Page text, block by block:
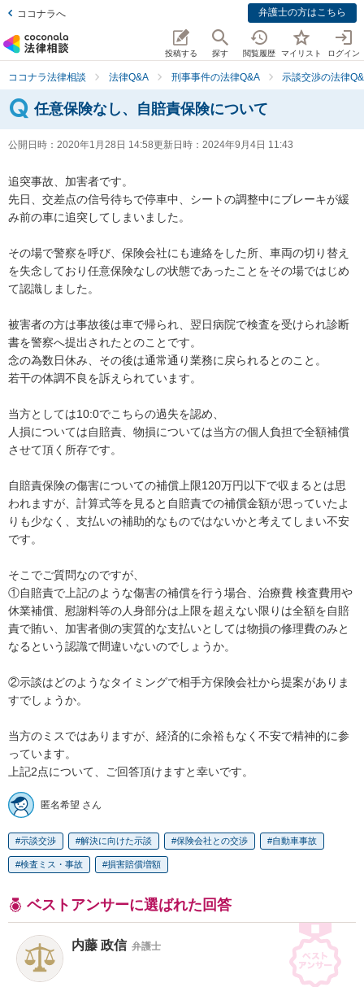
ココナラへ 弁護士の方はこちら
投稿する 探す 閲覧履歴 マイリスト ログイン
ココナラ法律相談 法律Q&A 刑事事件の法律Q&A 示談交渉の法律
任意保険なし、自賠責保険について
公開日時： 2020年1月28日 14:58更新日時： 2024年9月4日 11:43
追突事故、加害者です。
先日、交差点の信号待ちで停車中、シートの調整中にブレーキが緩
み前の車に追突してしまいました。
その場で警察を呼び、保険会社にも連絡をした所、車両の切り替え
を失念しており任意保険なしの状態であったことをその場ではじめ
て認識しました。
被害者の方は事故後は車で帰られ、翌日病院で検査を受けられ診断
書を警察へ提出されたとのことです。
念の為数日休み、その後は通常通り業務に戻られるとのこと。
若干の体調不良を訴えられています。
当方としては10:0でこちらの過失を認め、
人損については自賠責、物損については当方の個人負担で全額補償
させて頂く所存です。
自賠責保険の傷害についての補償上限120万円以下で収まるとは思
われますが、計算式等を見ると自賠責での補償金額が思っていたよ
りも少なく、支払いの補助的なものではないかと考えてしまい不安
です。
そこでご質問なのですが、
①自賠責で上記のような傷害の補償を行う場合、治療費 検査費用や
休業補償、慰謝料等の人身部分は上限を超えない限りは全額を自賠
責で賄い、加害者側の実質的な支払いとしては物損の修理費のみと
なるという認識で間違いないのでしょうか。
②示談はどのようなタイミングで相手方保険会社から提案がありま
すでしょうか。
当方のミスではありますが、経済的に余裕もなく不安で精神的に参
っています。
匿名希望 さん
示談交渉 解決に向けた示談 保険会社との交渉 自動車事故
検査ミス・事故 損害賠償増額
ベストアンサーに選ばれた回答
内藤 政信 弁護士